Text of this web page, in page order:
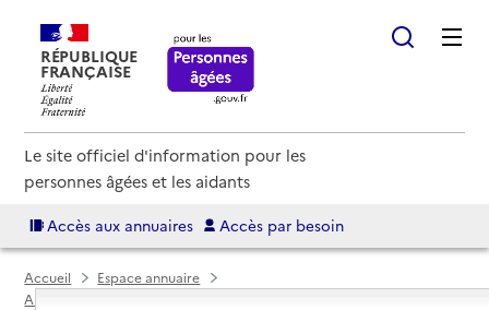
RÉPUBLIQUE
FRANÇAISE
Le site officiel d'information pour les
personnes âgées et les aidants
Accès aux annuaires Accès par besoin
Accueil
Espace annuaire
Annuaire EHPAD et maisons de retraite